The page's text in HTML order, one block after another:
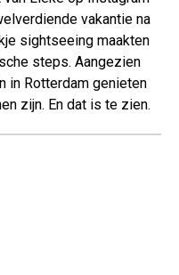
vakantie na
sightseeing maakten
steps. Aangezien
in Rotterdam genieten
zijn. En dat is te zien.